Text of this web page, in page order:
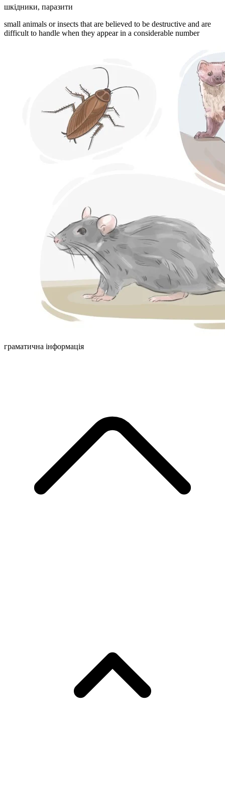
шкідники, паразити
small animals or insects that are believed to be destructive and are
difficult to handle when they appear in a considerable number
граматична інформація